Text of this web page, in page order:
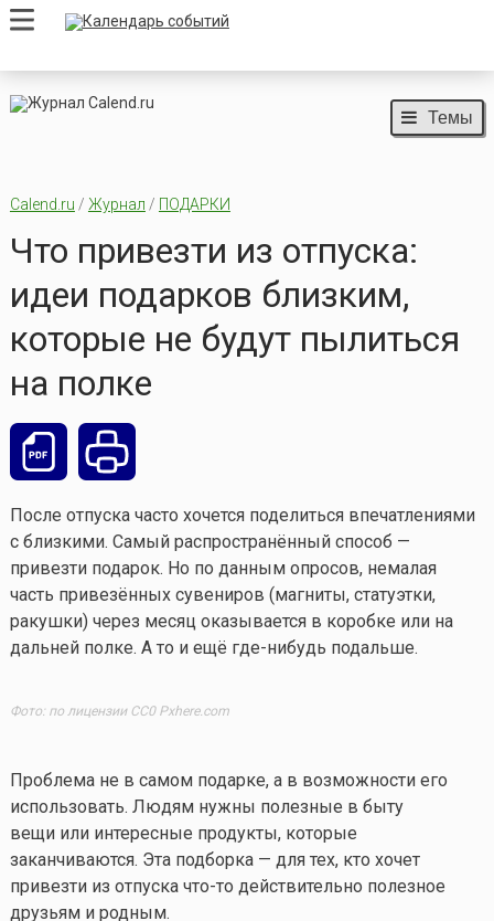
Темы
Calend.ru / Журнал / ПОДАРКИ
Что привезти из отпуска:
идеи подарков близким,
которые не будут пылиться
на полке
После отпуска часто хочется поделиться впечатлениями
с близкими. Самый распространённый способ —
привезти подарок. Но по данным опросов, немалая
часть привезённых сувениров (магниты, статуэтки,
ракушки) через месяц оказывается в коробке или на
дальней полке. А то и ещё где-нибудь подальше.
Фото: по лицензии CC0 Pxhere.com
Проблема не в самом подарке, а в возможности его
использовать. Людям нужны полезные в быту
вещи или интересные продукты, которые
заканчиваются. Эта подборка — для тех, кто хочет
привезти из отпуска что-то действительно полезное
друзьям и родным.